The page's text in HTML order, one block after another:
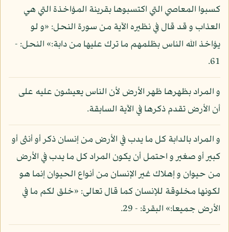
كسبوا المعاصي التي اكتسبوها بقرينة المؤاخذة التي هي
العذاب و قد قال في نظيره الآية من سورة النحل: «و لو
يؤاخذ الله الناس بظلمهم ما ترك عليها من دابة:» النحل: -
61.
و المراد بظهرها ظهر الأرض لأن الناس يعيشون عليه على
أن الأرض تقدم ذكرها في الآية السابقة.
و المراد بالدابة كل ما يدب في الأرض من إنسان ذكر أو أنثى أو
كبير أو صغير و احتمل أن يكون المراد كل ما يدب في الأرض
من حيوان و إهلاك غير الإنسان من أنواع الحيوان إنما هو
لكونها مخلوقة للإنسان كما قال تعالى: «خلق لكم ما في
الأرض جميعا:» البقرة: - 29.